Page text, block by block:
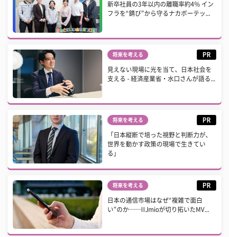
新卒社員の3年以内の離職率約4% イン
フラを“錆び”から守るナカボーテッ...
将来を考える PR
見えない現場に光を当て、日本社会を
支える - 経済産業省・水口さんが語る...
将来を考える PR
「日本縦断で培った視野と判断力が、
世界を動かす政策の現場で生きてい
る」
将来を考える PR
日本の通信市場はなぜ“複雑で面白
い”のか──IIJmioが切り拓いたMV...